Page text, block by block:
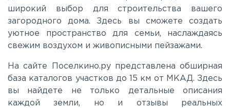
Лихачевское
Минское
Можайское
широкий выбор для строительства вашего
загородного дома. Здесь вы сможете создать
уютное пространство для семьи, наслаждаясь
свежим воздухом и живописными пейзажами.
На сайте Поселкино.ру представлена обширная
база каталогов участков до 15 км от МКАД. Здесь
вы найдете не только детальные описания
каждой земли, но и отзывы реальных